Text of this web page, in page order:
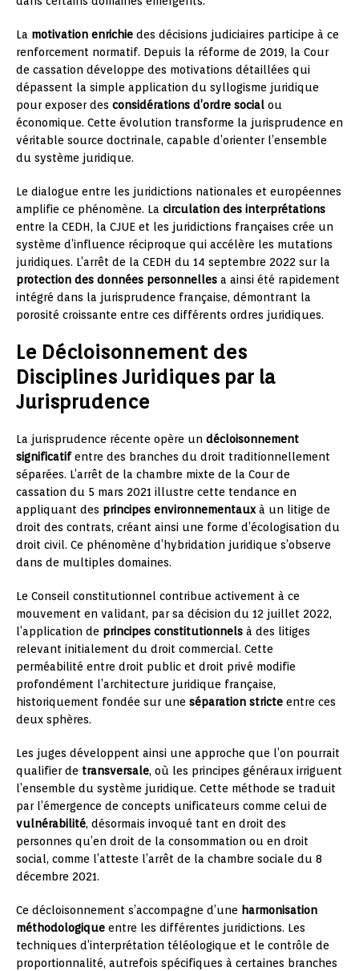
La motivation enrichie des décisions judiciaires participe à ce
renforcement normatif. Depuis la réforme de 2019, la Cour
de cassation développe des motivations détaillées qui
dépassent la simple application du syllogisme juridique
pour exposer des considérations d’ordre social ou
économique. Cette évolution transforme la jurisprudence en
véritable source doctrinale, capable d’orienter l’ensemble
du système juridique.
Le dialogue entre les juridictions nationales et européennes
amplifie ce phénomène. La circulation des interprétations
entre la CEDH, la CJUE et les juridictions françaises crée un
système d’influence réciproque qui accélère les mutations
juridiques. L’arrêt de la CEDH du 14 septembre 2022 sur la
protection des données personnelles a ainsi été rapidement
intégré dans la jurisprudence française, démontrant la
porosité croissante entre ces différents ordres juridiques.
Le Décloisonnement des
Disciplines Juridiques par la
Jurisprudence
La jurisprudence récente opère un décloisonnement
significatifentre des branches du droit traditionnellement
séparées. L’arrêt de la chambre mixte de la Cour de
cassation du 5 mars 2021 illustre cette tendance en
appliquant des principes environnementauxà un litige de
droit des contrats, créant ainsi une forme d’écologisation du
droit civil. Ce phénomène d’hybridation juridique s’observe
dans de multiples domaines.
Le Conseil constitutionnel contribue activement à ce
mouvement en validant, par sa décision du 12 juillet 2022,
l’application de principes constitutionnels à des litiges
relevant initialement du droit commercial. Cette
perméabilité entre droit public et droit privé modifie
profondément l’architecture juridique française,
historiquement fondée sur une séparation stricte entre ces
deux sphères.
Les juges développent ainsi une approche que l’on pourrait
qualifier de transversale, où les principes généraux irriguent
l’ensemble du système juridique. Cette méthode se traduit
par l’émergence de concepts unificateurs comme celui de
vulnérabilité, désormais invoqué tant en droit des
personnes qu’en droit de la consommation ou en droit
social, comme l’atteste l’arrêt de la chambre sociale du 8
décembre 2021.
Ce décloisonnement s’accompagne d’une harmonisation
méthodologique entre les différentes juridictions. Les
techniques d’interprétation téléologique et le contrôle de
proportionnalité, autrefois spécifiques à certaines branches